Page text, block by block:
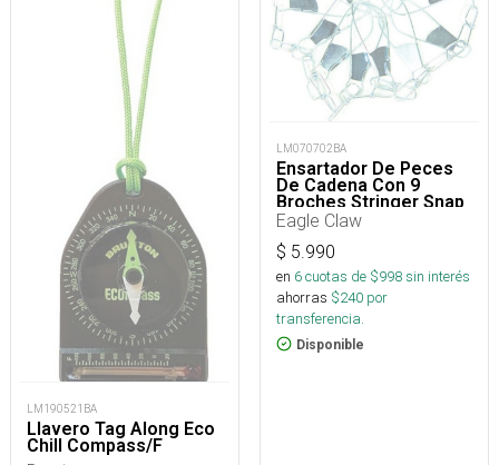
LM190521BA
Llavero Tag Along Eco
Chill Compass/F
LM070702BA
Ensartador De Peces
De Cadena Con 9
Broches Stringer Snap
Eagle Claw
$ 5.990
en 6cuotas de $998sin interés
ahorras $240 por
transferencia.
Disponible